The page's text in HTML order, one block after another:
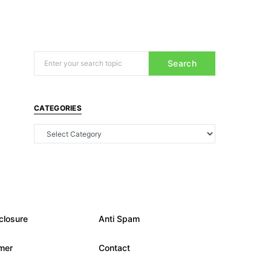
Search
CATEGORIES
Anti Spam
Contact